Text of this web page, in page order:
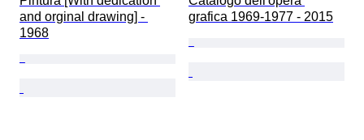
and orginal drawing] -
1968
grafica 1969-1977 - 2015